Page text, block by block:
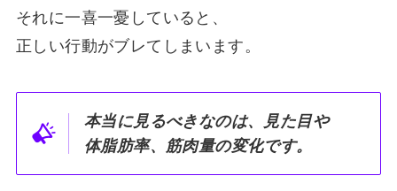
それに一喜一憂していると、
正しい行動がブレてしまいます。
本当に見るべきなのは、見た目や
体脂肪率、筋肉量の変化です。